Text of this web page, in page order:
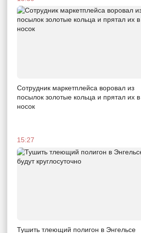
Сотрудник маркетплейса воровал из
посылок золотые кольца и прятал их в
носок
15:27
Тушить тлеющий полигон в Энгельсе